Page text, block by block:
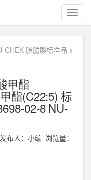
CHEK 脂肪酸标准品 >
甲酯
酯(C22:5) 标
02-8 NU-
人：小编 浏览量：